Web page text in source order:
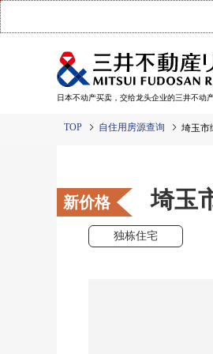
日本不动产买卖，交给龙头企业的三井不动
TOP 自住用房源查询 埼玉市
新价格 埼玉
独栋住宅